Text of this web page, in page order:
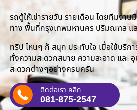
รถตู้ให้เช่ารายวัน รายเดือน โดยทีมงา
ทาง พื้นที่กรุงเทพมหานคร ปริมณฑล แ
ทริป ไหนๆ ก็ สนุก ประทับใจ เมื่อใช้บริกา
ทั้งความสะดวกสบาย ความสะอาด และ
สะดวกต่างๆอย่างครบครัน
ติดต่อเรา คลิก
081-875-2547